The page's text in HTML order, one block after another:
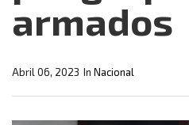
armados
In Nacional
Abril 06, 2023